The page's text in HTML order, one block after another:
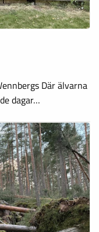
Där älvarna
dagar…